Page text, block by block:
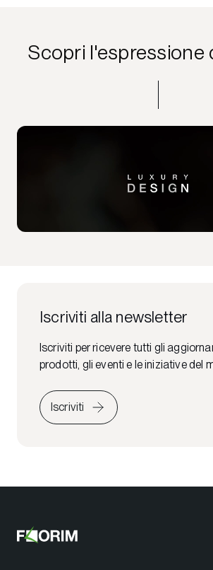
Scopri l'espressione
Iscriviti alla newsletter
Iscriviti per ricevere tutti gli
prodotti, gli eventi e le iniziative del
Iscriviti